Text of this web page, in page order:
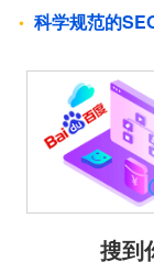
科学规范的
搜到